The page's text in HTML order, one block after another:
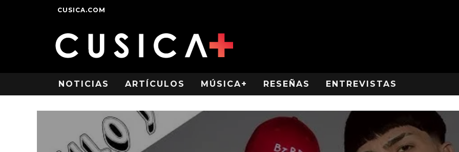
CUSICA.COM
NOTICIAS ARTÍCULOS MÚSICA+ RESEÑAS ENTREVISTAS